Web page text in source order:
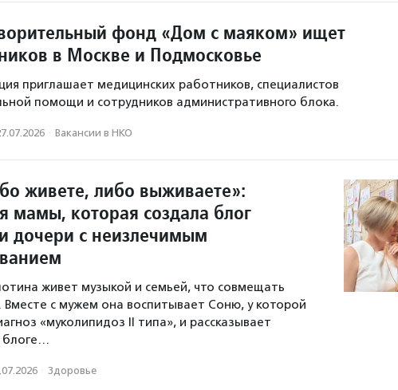
фонд «Дом с маяком» ищет
в Москве и Подмосковье
приглашает медицинских работников, специалистов
помощи и сотрудников административного блока.
· Вакансии в НКО
живете, либо выживаете»:
мамы, которая создала блог
дочери с неизлечимым
живет музыкой и семьей, что совмещать
Вместе с мужем она воспитывает Соню, у которой
«муколипидоз II типа», и рассказывает
блоге…
· Здоровье